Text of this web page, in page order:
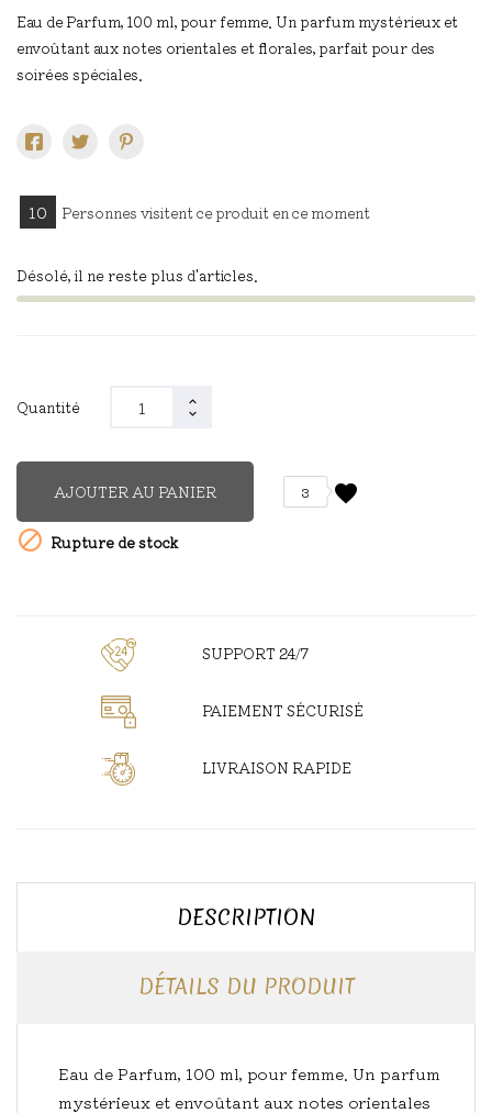
Eau de Parfum, 100 ml, pour femme. Un parfum mystérieux et
envoûtant aux notes orientales et florales, parfait pour des
soirées spéciales.
10 Personnes visitent ce produit en ce moment
Désolé, il ne reste plus d'articles.
Quantité
AJOUTER AU PANIER favorite
3
 Rupture de stock
SUPPORT 24/7
PAIEMENT SÉCURISÉ
LIVRAISON RAPIDE
DESCRIPTION
DÉTAILS DU PRODUIT
Eau de Parfum, 100 ml, pour femme. Un parfum
mystérieux et envoûtant aux notes orientales